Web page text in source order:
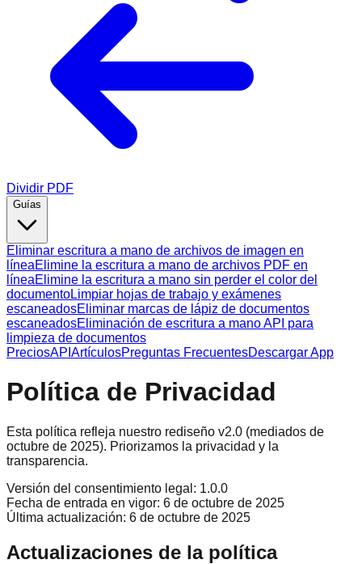
Dividir PDF
Guías
Eliminar escritura a mano de archivos de imagen en
líneaElimine la escritura a mano de archivos PDF en
líneaElimine la escritura a mano sin perder el color del
documentoLimpiar hojas de trabajo y exámenes
escaneadosEliminar marcas de lápiz de documentos
escaneadosEliminación de escritura a mano API para
limpieza de documentos
PreciosAPI ArtículosPreguntas FrecuentesDescargar App
Política de Privacidad
Esta política refleja nuestro rediseño v2.0 (mediados de
octubre de 2025). Priorizamos la privacidad y la
transparencia.
Versión del consentimiento legal: 1.0.0
Fecha de entrada en vigor: 6 de octubre de 2025
Última actualización: 6 de octubre de 2025
Actualizaciones de la política